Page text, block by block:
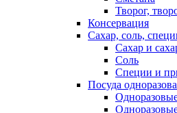
Творог,
Консервация
Сахар, соль,
Сахар и
Соль
Специи и
Посуда